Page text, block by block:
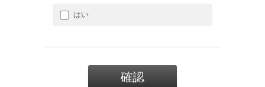
はい